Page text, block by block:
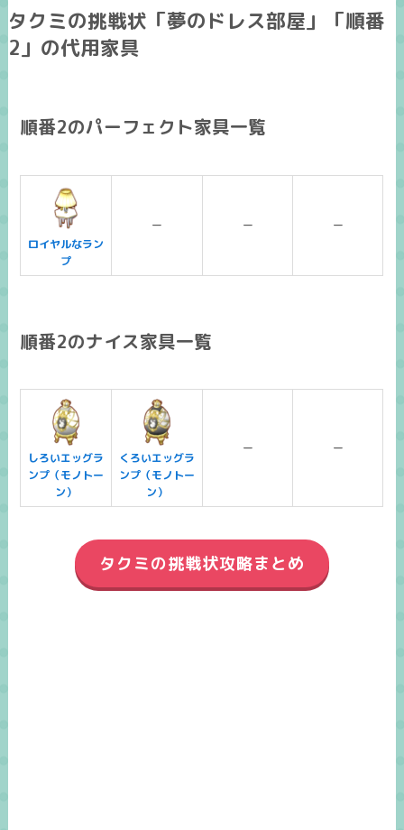
タクミの挑戦状「夢のドレス部屋」「順番
2」の代用家具
順番2のパーフェクト家具一覧
ロイヤルなラン
プ
ー ー ー
順番2のナイス家具一覧
しろいエッグラ
ンプ（モノトー
ン）
くろいエッグラ
ンプ（モノトー
ン）
ー ー
タクミの挑戦状攻略まとめ